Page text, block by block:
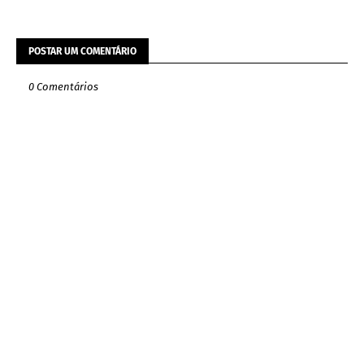
POSTAR UM COMENTÁRIO
0 Comentários